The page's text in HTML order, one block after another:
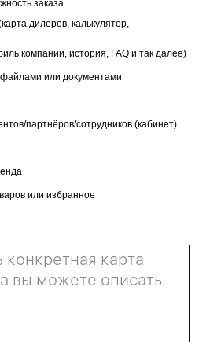
заказа
дилеров, калькулятор,
компании, история, FAQ и так далее)
или документами
партнёров/сотрудников (кабинет)
или избранное